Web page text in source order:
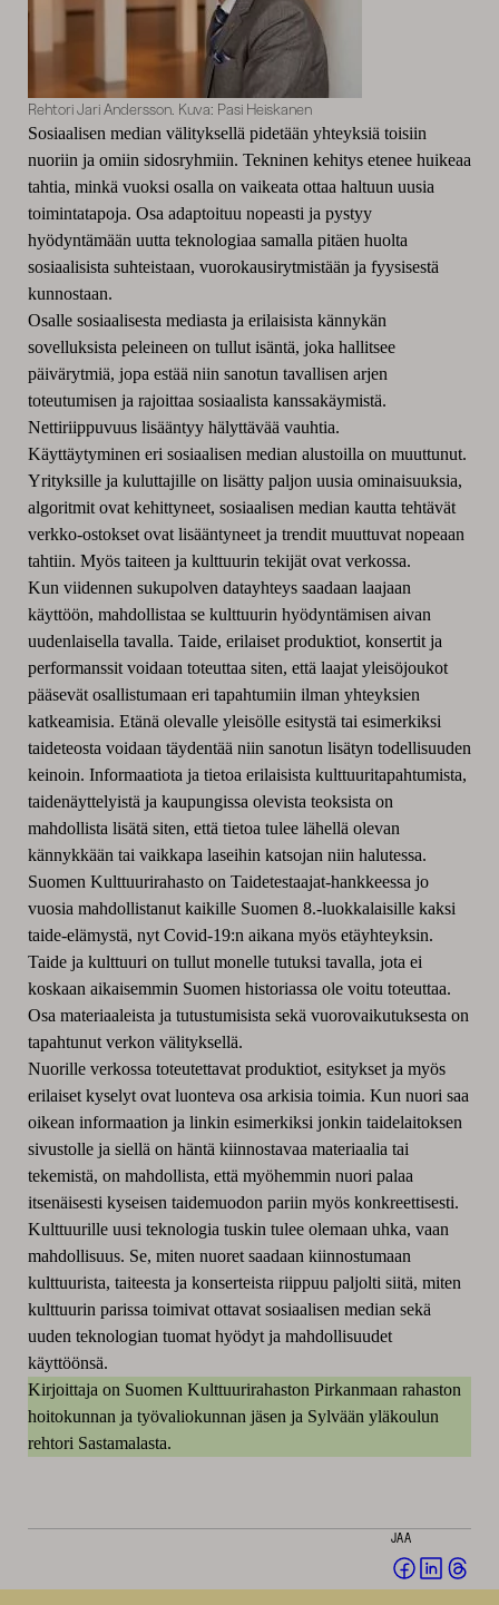
Rehtori Jari Andersson. Kuva: Pasi Heiskanen
Sosiaalisen median välityksellä pidetään yhteyksiä toisiin
nuoriin ja omiin sidosryhmiin. Tekninen kehitys etenee huikeaa
tahtia, minkä vuoksi osalla on vaikeata ottaa haltuun uusia
toimintatapoja. Osa adaptoituu nopeasti ja pystyy
hyödyntämään uutta teknologiaa samalla pitäen huolta
sosiaalisista suhteistaan, vuorokausirytmistään ja fyysisestä
kunnostaan.
Osalle sosiaalisesta mediasta ja erilaisista kännykän
sovelluksista peleineen on tullut isäntä, joka hallitsee
päivärytmiä, jopa estää niin sanotun tavallisen arjen
toteutumisen ja rajoittaa sosiaalista kanssakäymistä.
Nettiriippuvuus lisääntyy hälyttävää vauhtia.
Käyttäytyminen eri sosiaalisen median alustoilla on muuttunut.
Yrityksille ja kuluttajille on lisätty paljon uusia ominaisuuksia,
algoritmit ovat kehittyneet, sosiaalisen median kautta tehtävät
verkko-ostokset ovat lisääntyneet ja trendit muuttuvat nopeaan
tahtiin. Myös taiteen ja kulttuurin tekijät ovat verkossa.
Kun viidennen sukupolven datayhteys saadaan laajaan
käyttöön, mahdollistaa se kulttuurin hyödyntämisen aivan
uudenlaisella tavalla. Taide, erilaiset produktiot, konsertit ja
performanssit voidaan toteuttaa siten, että laajat yleisöjoukot
pääsevät osallistumaan eri tapahtumiin ilman yhteyksien
katkeamisia. Etänä olevalle yleisölle esitystä tai esimerkiksi
taideteosta voidaan täydentää niin sanotun lisätyn todellisuuden
keinoin. Informaatiota ja tietoa erilaisista kulttuuritapahtumista,
taidenäyttelyistä ja kaupungissa olevista teoksista on
mahdollista lisätä siten, että tietoa tulee lähellä olevan
kännykkään tai vaikkapa laseihin katsojan niin halutessa.
Suomen Kulttuurirahasto on Taidetestaajat-hankkeessa jo
vuosia mahdollistanut kaikille Suomen 8.-luokkalaisille kaksi
taide-elämystä, nyt Covid-19:n aikana myös etäyhteyksin.
Taide ja kulttuuri on tullut monelle tutuksi tavalla, jota ei
koskaan aikaisemmin Suomen historiassa ole voitu toteuttaa.
Osa materiaaleista ja tutustumisista sekä vuorovaikutuksesta on
tapahtunut verkon välityksellä.
Nuorille verkossa toteutettavat produktiot, esitykset ja myös
erilaiset kyselyt ovat luonteva osa arkisia toimia. Kun nuori saa
oikean informaation ja linkin esimerkiksi jonkin taidelaitoksen
sivustolle ja siellä on häntä kiinnostavaa materiaalia tai
tekemistä, on mahdollista, että myöhemmin nuori palaa
itsenäisesti kyseisen taidemuodon pariin myös konkreettisesti.
Kulttuurille uusi teknologia tuskin tulee olemaan uhka, vaan
mahdollisuus. Se, miten nuoret saadaan kiinnostumaan
kulttuurista, taiteesta ja konserteista riippuu paljolti siitä, miten
kulttuurin parissa toimivat ottavat sosiaalisen median sekä
uuden teknologian tuomat hyödyt ja mahdollisuudet
käyttöönsä.
Kirjoittaja on Suomen Kulttuurirahaston Pirkanmaan rahaston
hoitokunnan ja työvaliokunnan jäsen ja Sylvään yläkoulun
rehtori Sastamalasta.
JAA
Jaa Jaa